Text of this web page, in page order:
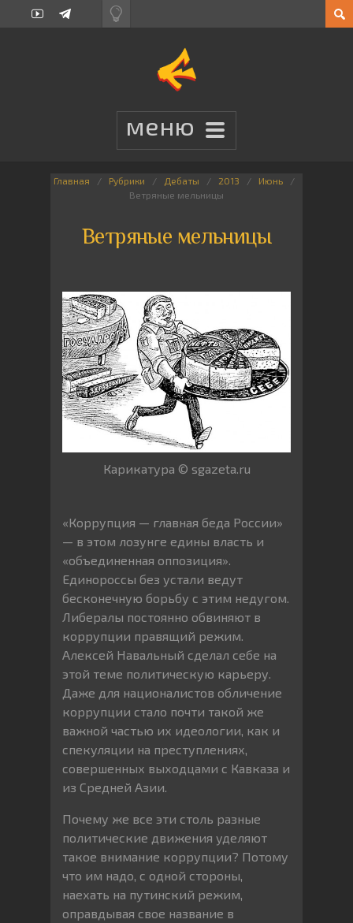
Главная Рубрики Дебаты 2013
Июнь
Ветряные мельницы
Ветряные мельницы
Карикатура © sgazeta.ru
«Коррупция — главная беда России»
— в этом лозунге едины власть и
«объединенная оппозиция».
Единороссы без устали ведут
бесконечную борьбу с этим недугом.
Либералы постоянно обвиняют в
коррупции правящий режим.
Алексей Навальный сделал себе на
этой теме политическую карьеру.
Даже для националистов обличение
коррупции стало почти такой же
важной частью их идеологии, как и
спекуляции на преступлениях,
совершенных выходцами с Кавказа и
из Средней Азии.
Почему же все эти столь разные
политические движения уделяют
такое внимание коррупции? Потому
что им надо, с одной стороны,
наехать на путинский режим,
оправдывая свое название в